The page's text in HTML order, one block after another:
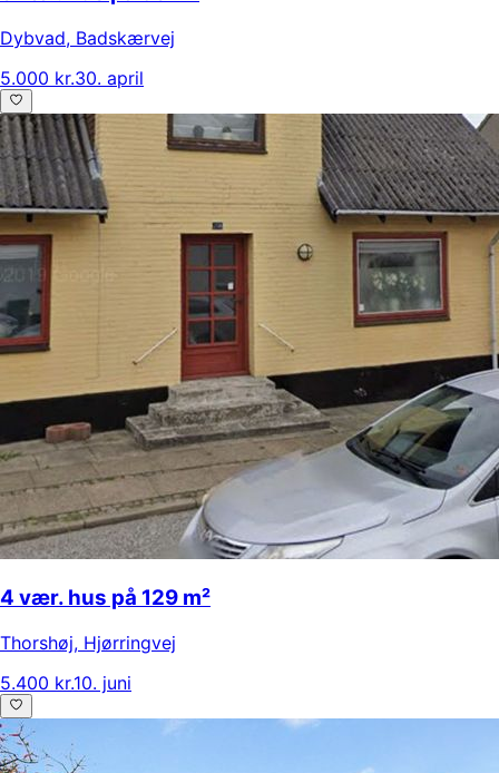
Dybvad, Badskærvej
5.000 kr.30. april
4 vær. hus på 129 m²
Thorshøj, Hjørringvej
5.400 kr.10. juni